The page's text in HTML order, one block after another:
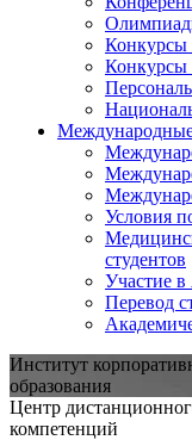
Конкурсы
Конкурсы
Международные
Условия
студентов
Участие
Перевод
Институт
образования
Центр
компетенций